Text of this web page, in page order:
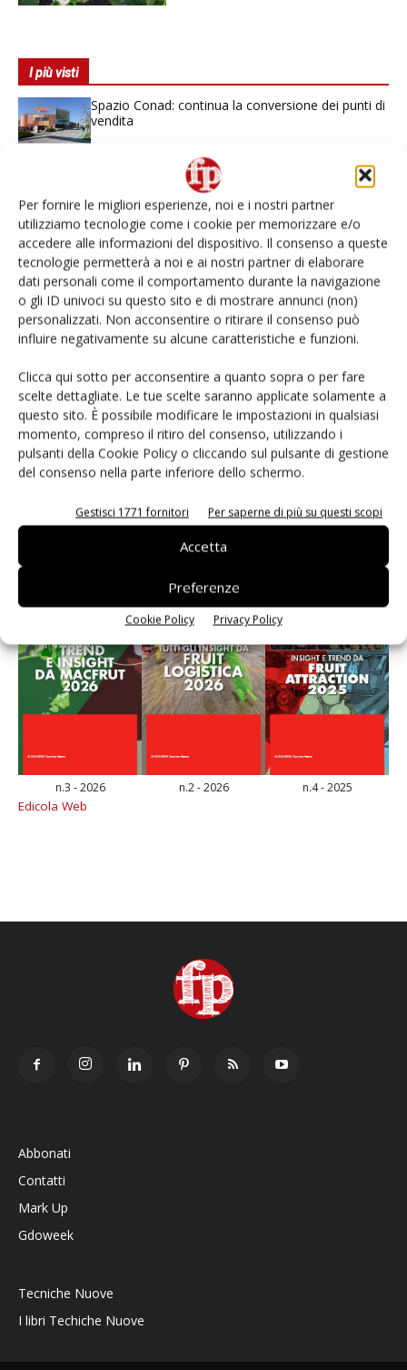
Per fornire le migliori esperienze, noi e i nostri partner
utilizziamo tecnologie come i cookie per memorizzare e/o
accedere alle informazioni del dispositivo. Il consenso a queste
tecnologie permetterà a noi e ai nostri partner di elaborare
dati personali come il comportamento durante la navigazione
o gli ID univoci su questo sito e di mostrare annunci (non)
personalizzati. Non acconsentire o ritirare il consenso può
influire negativamente su alcune caratteristiche e funzioni.
Clicca qui sotto per acconsentire a quanto sopra o per fare
scelte dettagliate. Le tue scelte saranno applicate solamente a
questo sito. È possibile modificare le impostazioni in qualsiasi
momento, compreso il ritiro del consenso, utilizzando i
pulsanti della Cookie Policy o cliccando sul pulsante di gestione
del consenso nella parte inferiore dello schermo.
Gestisci 1771 fornitori Per saperne di più su questi scopi
Accetta
Preferenze
Cookie Policy Privacy Policy
I più visti
Spazio Conad: continua la conversione dei punti di
vendita
Non è una susina: è Metis… e può rivoluzionare la
Andamento prezzi ortofrutta in Italia al 27 luglio
2026
Leonardo Odorizzi: “Dobbiamo creare stupore nel
punto di vendita” #vocidellortofrutta
Known-You Seed Europa e Consorzio Dolce
Passione puntano sull’innovazione del cocomero
n.3 - 2026 n.2 - 2026 n.4 - 2025
Edicola Web
Abbonati
Contatti
Mark Up
Gdoweek
Tecniche Nuove
I libri Techiche Nuove